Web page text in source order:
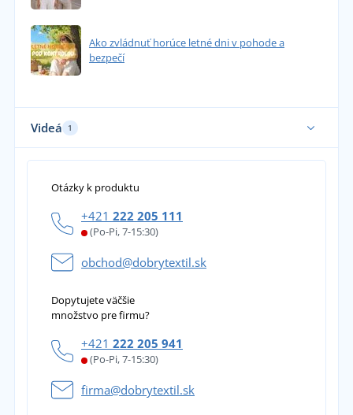
Ako zvládnuť horúce letné dni v pohode a
bezpečí
Videá 1
Otázky k produktu
+421 222 205 111
(Po-Pi, 7-15:30)
obchod@dobrytextil.sk
Dopytujete väčšie
množstvo pre firmu?
+421 222 205 941
(Po-Pi, 7-15:30)
firma@dobrytextil.sk